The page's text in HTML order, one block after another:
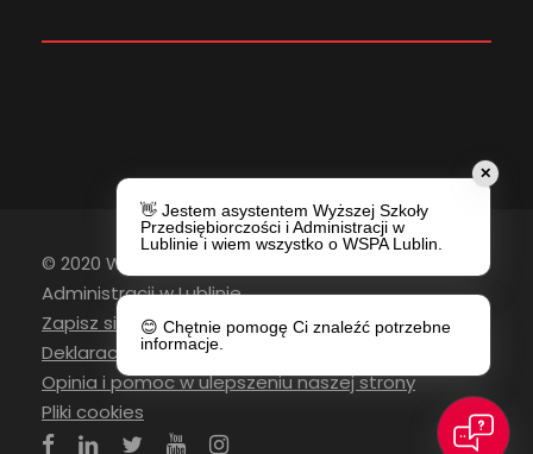
© 2020 Wyższa Szkoła Przedsiębiorczości i
Administracji w Lublinie
Zapisz się do newslettera
Deklaracja Dostępności
Opinia i pomoc w ulepszeniu naszej strony
Pliki cookies
✕
👋 Jestem asystentem Wyższej Szkoły
Przedsiębiorczości i Administracji w
Lublinie i wiem wszystko o WSPA Lublin.
😊 Chętnie pomogę Ci znaleźć potrzebne
informacje.